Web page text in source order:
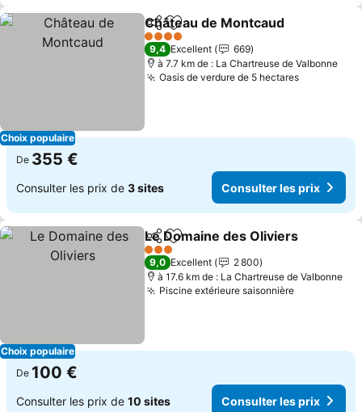
Choix populaire
PartagerAjouter à mes favoris
Château de Montcaud
4 Étoiles
9,4 Excellent
669
à 7.7 km de : La Chartreuse de Valbonne
Oasis de verdure de 5 hectares
De 355 €
Consulter les prix de 3 sites Consulter les prix
Choix populaire
PartagerAjouter à mes favoris
Le Domaine des Oliviers
3 Étoiles
9,0 Excellent
2 800
à 17.6 km de : La Chartreuse de Valbonne
Piscine extérieure saisonnière
De 100 €
Consulter les prix de 10 sites Consulter les prix